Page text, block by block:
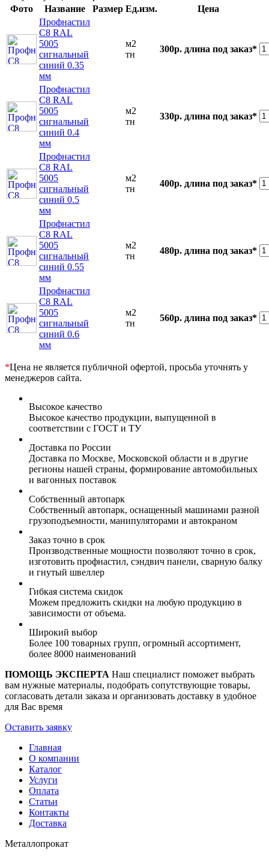
Фото
Название Размер Ед.изм.
Цена
Профнастил
С8 RAL
5005
сигнальный
синий 0.35
мм
м2
тн
300р. длина под заказ*
Профнастил
С8 RAL
5005
сигнальный
синий 0.4
мм
м2
тн
330р. длина под заказ*
Профнастил
С8 RAL
5005
сигнальный
синий 0.5
мм
м2
тн
400р. длина под заказ*
Профнастил
С8 RAL
5005
сигнальный
синий 0.55
мм
м2
тн
480р. длина под заказ*
Профнастил
С8 RAL
5005
сигнальный
синий 0.6
мм
м2
тн
560р. длина под заказ*
*Цена не является публичной офертой, просьба уточнять у
менеджеров сайта.
Высокое качество
Высокое качество продукции, выпущенной в
соответствии с ГОСТ и ТУ
Доставка по России
Доставка по Москве, Московской области и в другие
регионы нашей страны, формирование автомобильных
и вагонных поставок
Собственный автопарк
Собственный автопарк, оснащенный машинами разной
грузоподъемности, манипуляторами и автокраном
Заказ точно в срок
Производственные мощности позволяют точно в срок,
изготовить профнастил, сэндвич панели, сварную балку
и гнутый швеллер
Гибкая система скидок
Можем предложить скидки на любую продукцию в
зависимости от объема.
Широкий выбор
Более 100 товарных групп, огромный ассортимент,
более 8000 наименований
ПОМОЩЬ ЭКСПЕРТА Наш специалист поможет выбрать
вам нужные материалы, подобрать сопутствующие товары,
согласовать детали заказа и организовать доставку в удобное
для Вас время
Оставить заявку
Главная
О компании
Каталог
Услуги
Оплата
Статьи
Контакты
Доставка
Металлопрокат